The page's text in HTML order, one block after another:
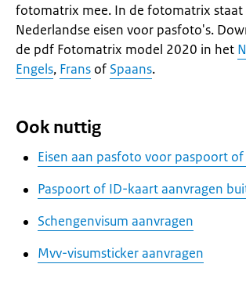
fotomatrix mee. In de fotomatrix staat
Nederlandse eisen voor pasfoto's.
de pdf Fotomatrix model 2020 in het
Engels, Frans of Spaans.
Ook nuttig
Eisen aan pasfoto voor paspoort
Paspoort of ID-kaart aanvragen
Schengenvisum aanvragen
Mvv-visumsticker aanvragen